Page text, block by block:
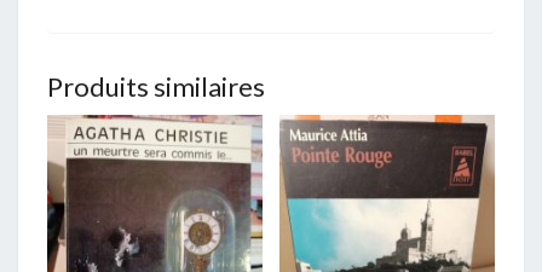
Produits similaires